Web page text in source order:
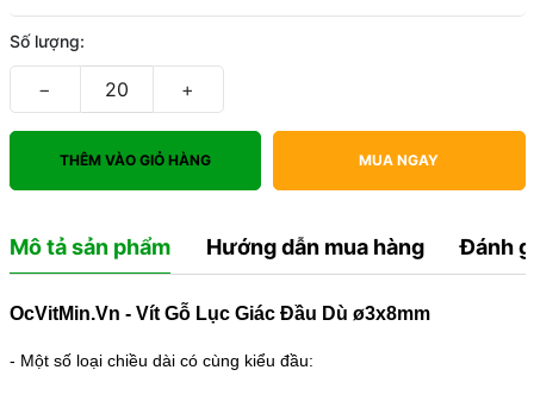
Số lượng:
− +
THÊM VÀO GIỎ HÀNG MUA NGAY
Mô tả sản phẩm Hướng dẫn mua hàng Đánh
OcVitMin.Vn - Vít Gỗ Lục Giác Đầu Dù ø3x8mm
- Một số loại chiều dài có cùng kiểu đầu: